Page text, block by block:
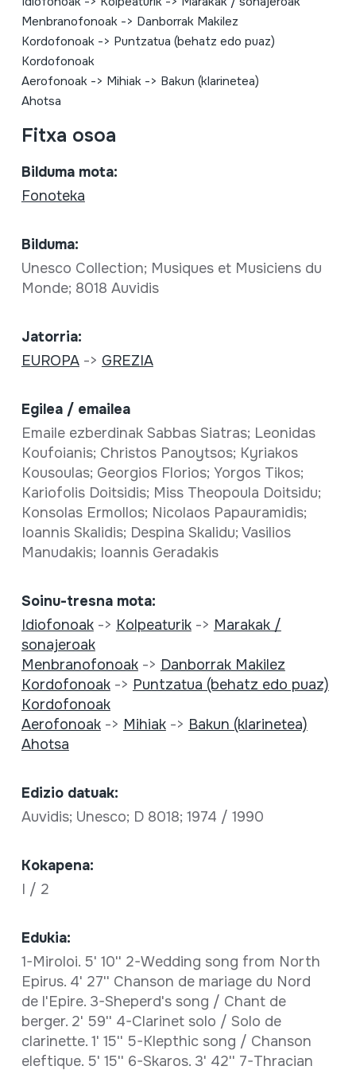
Menbranofonoak-> Danborrak Makilez
Kordofonoak-> Puntzatua (behatz edo puaz)
Kordofonoak
Aerofonoak-> Mihiak-> Bakun (klarinetea)
Ahotsa
Fitxa osoa
Bilduma mota:
Fonoteka
Bilduma:
Unesco Collection; Musiques et Musiciens du
Monde; 8018 Auvidis
Jatorria:
EUROPA-> GREZIA
Egilea / emailea
Emaile ezberdinak Sabbas Siatras; Leonidas
Koufoianis; Christos Panoytsos; Kyriakos
Kousoulas; Georgios Florios; Yorgos Tikos;
Kariofolis Doitsidis; Miss Theopoula Doitsidu;
Konsolas Ermollos; Nicolaos Papauramidis;
Ioannis Skalidis; Despina Skalidu; Vasilios
Manudakis; Ioannis Geradakis
Soinu-tresna mota:
Idiofonoak-> Kolpeaturik-> Marakak /
sonajeroak
Menbranofonoak-> Danborrak Makilez
Kordofonoak-> Puntzatua (behatz edo puaz)
Kordofonoak
Aerofonoak-> Mihiak-> Bakun (klarinetea)
Ahotsa
Edizio datuak:
Auvidis; Unesco; D 8018; 1974 / 1990
Kokapena:
I / 2
Edukia:
1-Miroloi. 5' 10'' 2-Wedding song from North
Epirus. 4' 27'' Chanson de mariage du Nord
de l'Epire. 3-Sheperd's song / Chant de
berger. 2' 59'' 4-Clarinet solo / Solo de
clarinette. 1' 15'' 5-Klepthic song / Chanson
eleftique. 5' 15'' 6-Skaros. 3' 42'' 7-Thracian